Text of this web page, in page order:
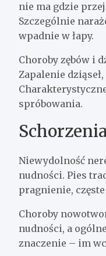
nie ma gdzie
Szczególnie
wpadnie w łapy.
Choroby zębów i
Zapalenie
spróbowania.
Niewydolność
nudności. Pies
pragnienie,
Choroby
nudności, a
znaczenie – im